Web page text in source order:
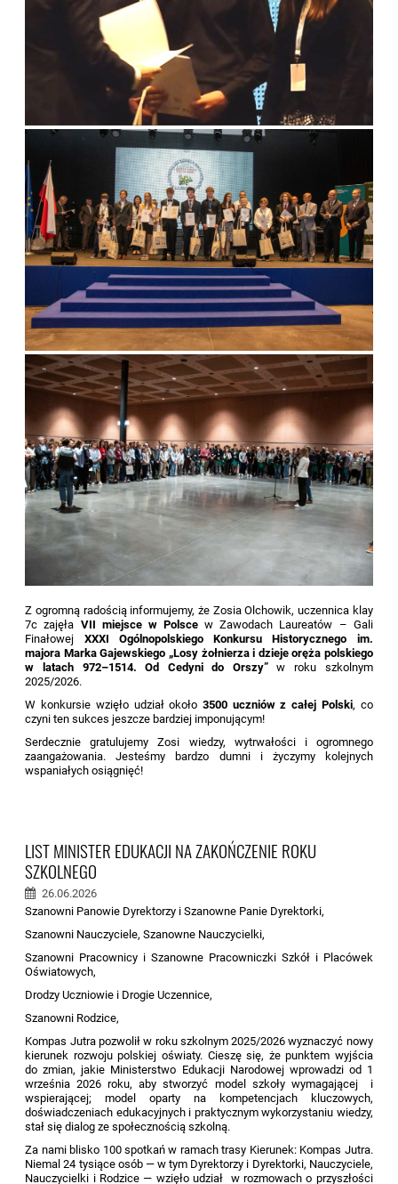
Z ogromną radością informujemy, że Zosia Olchowik, uczennica klay
7c zajęła VII miejsce w Polsce w Zawodach Laureatów – Gali
Finałowej XXXI Ogólnopolskiego Konkursu Historycznego im.
majora Marka Gajewskiego „Losy żołnierza i dzieje oręża polskiego
w latach 972–1514. Od Cedyni do Orszy”w roku szkolnym
2025/2026.
W konkursie wzięło udział około 3500 uczniów z całej Polski, co
czyni ten sukces jeszcze bardziej imponującym!
Serdecznie gratulujemy Zosi wiedzy, wytrwałości i ogromnego
zaangażowania. Jesteśmy bardzo dumni i życzymy kolejnych
wspaniałych osiągnięć!
LIST MINISTER EDUKACJI NA ZAKOŃCZENIE ROKU
SZKOLNEGO
26.06.2026
Szanowni Panowie Dyrektorzy i Szanowne Panie Dyrektorki,
Szanowni Nauczyciele, Szanowne Nauczycielki,
Szanowni Pracownicy i Szanowne Pracowniczki Szkół i Placówek
Oświatowych,
Drodzy Uczniowie i Drogie Uczennice,
Szanowni Rodzice,
Kompas Jutra pozwolił w roku szkolnym 2025/2026 wyznaczyć nowy
kierunek rozwoju polskiej oświaty. Cieszę się, że punktem wyjścia
do zmian, jakie Ministerstwo Edukacji Narodowej wprowadzi od 1
września 2026 roku, aby stworzyć model szkoły wymagającej i
wspierającej; model oparty na kompetencjach kluczowych,
doświadczeniach edukacyjnych i praktycznym wykorzystaniu wiedzy,
stał się dialog ze społecznością szkolną.
Za nami blisko 100 spotkań w ramach trasy Kierunek: Kompas Jutra.
Niemal 24 tysiące osób — w tym Dyrektorzy i Dyrektorki, Nauczyciele,
Nauczycielki i Rodzice — wzięło udział w rozmowach o przyszłości